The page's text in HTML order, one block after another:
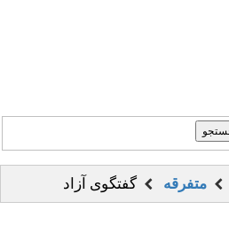
متفرقه گفتگوی آزاد